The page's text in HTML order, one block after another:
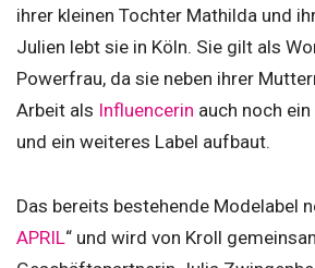
ihrer kleinen Tochter Mathilda und
Julien lebt sie in Köln. Sie gilt als
Powerfrau, da sie neben ihrer
Arbeit als Influencerin auch noch
und ein weiteres Label aufbaut.
Das bereits bestehende Modelabel
APRIL“ und wird von Kroll